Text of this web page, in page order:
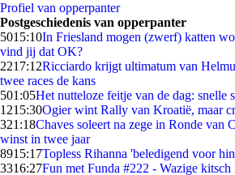
Profiel van opperpanter
Postgeschiedenis van opperpanter
5015:10In Friesland mogen (zwerf) katten
vind jij dat OK?
2217:12Ricciardo krijgt ultimatum van
twee races de kans
501:05Het nutteloze feitje van de dag: snelle
1215:30Ogier wint Rally van Kroatië, maar
321:18Chaves soleert na zege in Ronde van
winst in twee jaar
8915:17Topless Rihanna 'beledigend voor
3316:27Fun met Funda #222 - Wazige kitsch